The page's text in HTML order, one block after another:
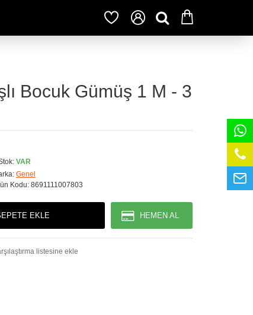
Bocuk Gümüş 1 M - 3
VAR
Genel
Kodu: 8691111007803
EKLE HEMEN AL
listesine ekle